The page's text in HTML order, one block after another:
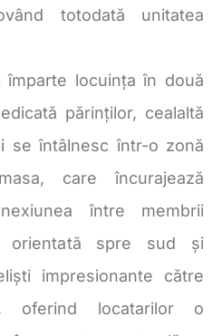
totodată unitatea
locuința în două
părinților, cealaltă
se întâlnesc într-o zonă
care încurajează
între membrii
orientată spre sud și
impresionante către
oferind locatarilor o